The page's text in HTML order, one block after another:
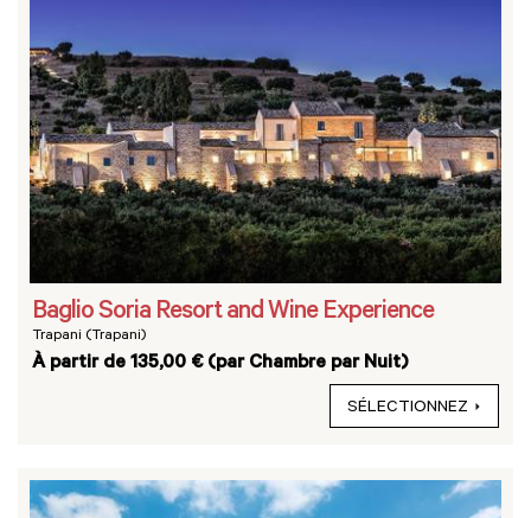
Baglio Soria Resort and Wine Experience
Trapani (Trapani)
À partir de 135,00 € (par Chambre par Nuit)
SÉLECTIONNEZ